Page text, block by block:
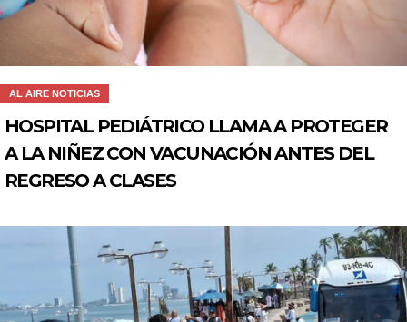
AL AIRE NOTICIAS
HOSPITAL PEDIÁTRICO LLAMA A PROTEGER
A LA NIÑEZ CON VACUNACIÓN ANTES DEL
REGRESO A CLASES